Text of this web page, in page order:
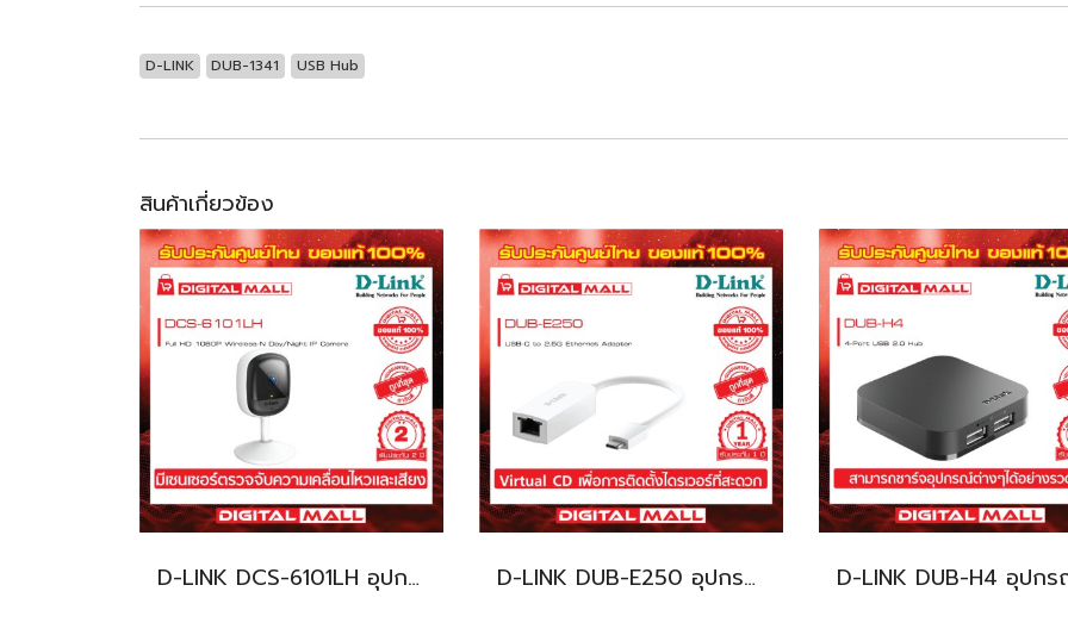
D-LINK DUB-1341 USB Hub
สินค้าเกี่ยวข้อง
D-LINK DCS-6101LH อุปกรณ์เชื่อมต่อสัญญาณ (Camera) D-LINK DUB-E250 อุปกรณ์เชื่อมต่อสัญญาณ (ETHERNET ADAPTER)